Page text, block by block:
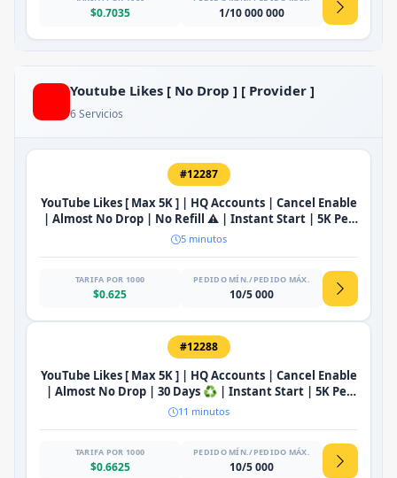
$0.7035 1/10 000 000
Youtube Likes [ No Drop ] [ Provider ]
6 Servicios
#12287
YouTube Likes [ Max 5K ] | HQ Accounts | Cancel Enable
| Almost No Drop | No Refill ⚠️ | Instant Start | 5K Per
Hours 🚀
5 minutos
TARIFA POR 1000
$0.625
PEDIDO MÍN./PEDIDO MÁX.
10/5 000
#12288
YouTube Likes [ Max 5K ] | HQ Accounts | Cancel Enable
| Almost No Drop | 30 Days ♻️ | Instant Start | 5K Per
Hours 🚀
11 minutos
TARIFA POR 1000
$0.6625
PEDIDO MÍN./PEDIDO MÁX.
10/5 000